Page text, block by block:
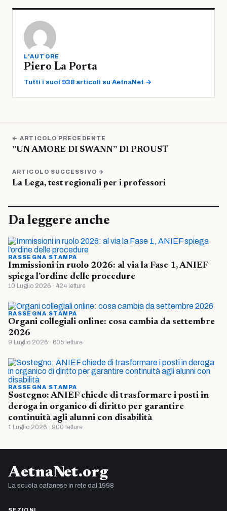
L'AUTORE
Piero La Porta
Tutti i suoi 938 articoli su AetnaNet →
← ARTICOLO PRECEDENTE
”UN AMORE DI SWANN” DI PROUST
ARTICOLO SUCCESSIVO →
La Lega, test regionali per i professori
Da leggere anche
RASSEGNA STAMPA
Immissioni in ruolo 2026: al via la Fase 1, ANIEF
spiega l’ordine delle procedure
10 Luglio 2026 · 424 letture
RASSEGNA STAMPA
Organi collegiali online: cosa cambia da settembre
2026
9 Luglio 2026 · 605 letture
RASSEGNA STAMPA
Sostegno: ANIEF chiede di trasformare i posti in
deroga in organico di diritto per garantire
continuità agli alunni con disabilità
1 Luglio 2026 · 900 letture
AetnaNet.org
La scuola catanese in rete dal 1998